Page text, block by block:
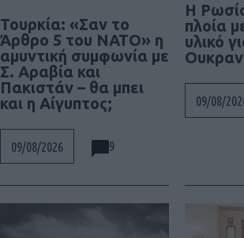
Τουρκία: «Σαν το
Άρθρο 5 του ΝΑΤΟ» η
αμυντική συμφωνία με
Σ. Αραβία και
Πακιστάν – θα μπει
και η Αίγυπτος;
09/08/2026 9
Η
πλοία
υλικό
09/08/